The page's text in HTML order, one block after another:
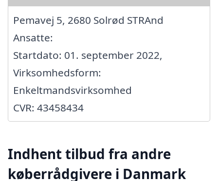
Pemavej 5, 2680 Solrød STRAnd
Ansatte:
Startdato: 01. september 2022,
Virksomhedsform:
Enkeltmandsvirksomhed
CVR: 43458434
Indhent tilbud fra andre
køberrådgivere i Danmark